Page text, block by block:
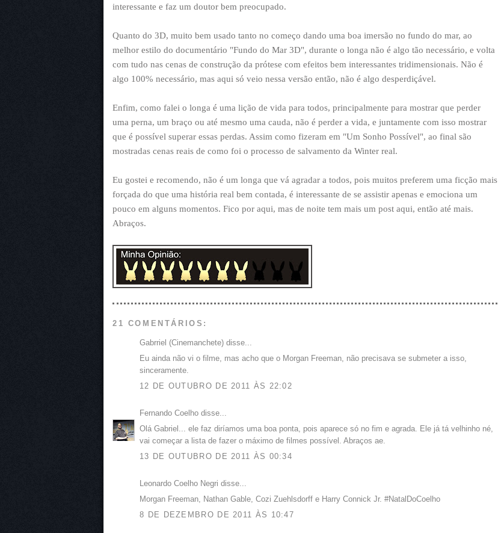
interessante e faz um doutor bem preocupado.
Quanto do 3D, muito bem usado tanto no começo dando uma boa imersão no fundo do mar, ao
melhor estilo do documentário "Fundo do Mar 3D", durante o longa não é algo tão necessário, e volta
com tudo nas cenas de construção da prótese com efeitos bem interessantes tridimensionais. Não é
algo 100% necessário, mas aqui só veio nessa versão então, não é algo desperdiçável.
Enfim, como falei o longa é uma lição de vida para todos, principalmente para mostrar que perder
uma perna, um braço ou até mesmo uma cauda, não é perder a vida, e juntamente com isso mostrar
que é possível superar essas perdas. Assim como fizeram em "Um Sonho Possível", ao final são
mostradas cenas reais de como foi o processo de salvamento da Winter real.
Eu gostei e recomendo, não é um longa que vá agradar a todos, pois muitos preferem uma ficção mais
forçada do que uma história real bem contada, é interessante de se assistir apenas e emociona um
pouco em alguns momentos. Fico por aqui, mas de noite tem mais um post aqui, então até mais.
Abraços.
21 COMENTÁRIOS:
Gabrriel (Cinemanchete) disse...
Eu ainda não vi o filme, mas acho que o Morgan Freeman, não precisava se submeter a isso,
sinceramente.
12 DE OUTUBRO DE 2011 ÀS 22:02
Fernando Coelho disse...
Olá Gabriel... ele faz diríamos uma boa ponta, pois aparece só no fim e agrada. Ele já tá velhinho né,
vai começar a lista de fazer o máximo de filmes possível. Abraços ae.
13 DE OUTUBRO DE 2011 ÀS 00:34
Leonardo Coelho Negri disse...
Morgan Freeman, Nathan Gable, Cozi Zuehlsdorff e Harry Connick Jr. #NatalDoCoelho
8 DE DEZEMBRO DE 2011 ÀS 10:47